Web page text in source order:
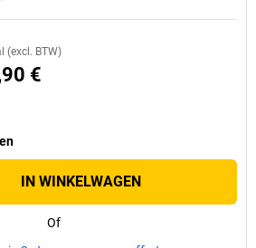
(excl. BTW)
€
IN WINKELWAGEN
Of